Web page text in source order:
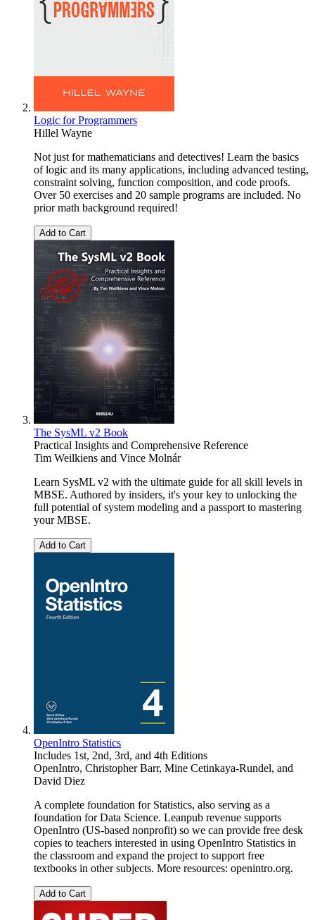
Logic for Programmers
Hillel Wayne
Not just for mathematicians and detectives! Learn the basics
of logic and its many applications, including advanced testing,
constraint solving, function composition, and code proofs.
Over 50 exercises and 20 sample programs are included. No
prior math background required!
Add to Cart
The SysML v2 Book
Practical Insights and Comprehensive Reference
Tim Weilkiens and Vince Molnár
Learn SysML v2 with the ultimate guide for all skill levels in
MBSE. Authored by insiders, it's your key to unlocking the
full potential of system modeling and a passport to mastering
your MBSE.
Add to Cart
OpenIntro Statistics
Includes 1st, 2nd, 3rd, and 4th Editions
OpenIntro, Christopher Barr, Mine Cetinkaya-Rundel, and
David Diez
A complete foundation for Statistics, also serving as a
foundation for Data Science. Leanpub revenue supports
OpenIntro (US-based nonprofit) so we can provide free desk
copies to teachers interested in using OpenIntro Statistics in
the classroom and expand the project to support free
textbooks in other subjects. More resources: openintro.org.
Add to Cart